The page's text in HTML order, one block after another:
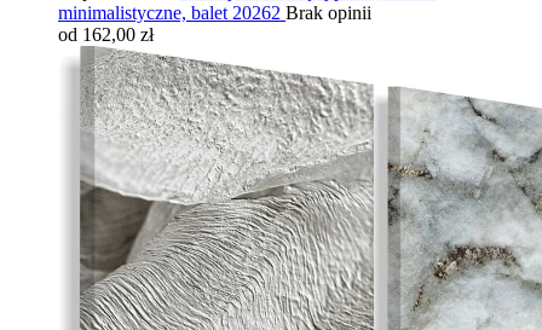
minimalistyczne, balet 20262 Brak opinii
od 162,00 zł